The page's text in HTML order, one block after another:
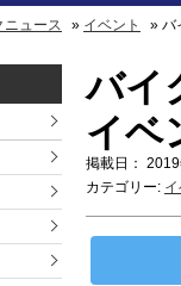
ニュース イベント バ
バイ
イベ
掲載日：
カテゴリー: